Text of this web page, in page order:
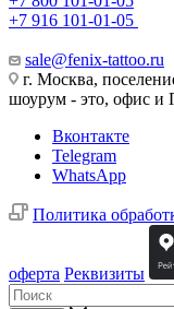
+7 916 101-01-05
sale@fenix-tattoo.ru
г. Москва,
шоурум - это, офис и
Вконтакте
Telegram
WhatsApp
Политика
оферта Реквизиты